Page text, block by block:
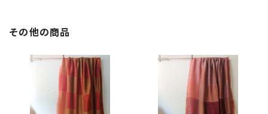
その他の商品